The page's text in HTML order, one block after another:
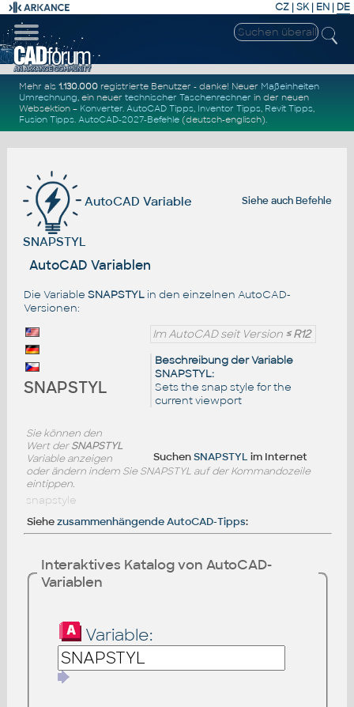
CZ | SK| EN | DE
Mehr als1.130.000 registrierte Benutzer - danke! Neuer Maßeinheiten
Umrechnung, ein neuertechnischer Taschenrechner in der neuen
Websektion – Konverter.AutoCAD Tipps, Inventor Tipps, Revit Tipps,
Fusion Tipps.AutoCAD-2027-Befehle (deutsch-englisch).
Siehe auchBefehle
AutoCAD Variable
SNAPSTYL
AutoCAD Variablen
Die Variable SNAPSTYLin den einzelnen AutoCAD-
Versionen:
Im AutoCAD seit Version ≤ R12
Beschreibung der Variable
SNAPSTYL:
Sets the snap style for the
current viewport
SuchenSNAPSTYL im Internet
SNAPSTYL
Sie können den
Wert derSNAPSTYL
Variable anzeigen
oder ändern indem Sie SNAPSTYL auf der Kommandozeile
eintippen.
snapstyle
Siehezusammenhängende AutoCAD-Tipps:
Interaktives Katalog von AutoCAD-
Variablen
Variable: